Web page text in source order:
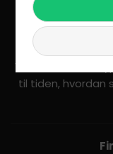
Vi leverer til alle
til tiden, hvordan